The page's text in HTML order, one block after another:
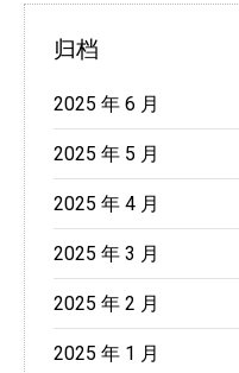
归档
2025 年 6 月
2025 年 5 月
2025 年 4 月
2025 年 3 月
2025 年 2 月
2025 年 1 月